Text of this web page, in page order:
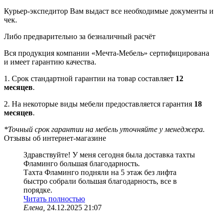
Курьер-экспедитор Вам выдаст все необходимые документы и
чек.
Либо предварительно за безналичный расчёт
Вся продукция компании «Мечта-Мебель» сертифицирована
и имеет гарантию качества.
1. Срок стандартной гарантии на товар составляет 12
месяцев.
2. На некоторые виды мебели предоставляется гарантия 18
месяцев.
*Точный срок гарантии на мебель уточняйте у менеджера.
Отзывы об интернет-магазине
Здравствуйте! У меня сегодня была доставка тахты
Фламинго большая благодарность.
Тахта Фламинго подняли на 5 этаж без лифта
быстро собрали большая благодарность, все в
порядке.
Читать полностью
Елена, 24.12.2025 21:07